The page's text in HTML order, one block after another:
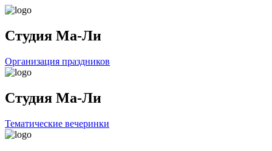
Студия Ма-Ли
Организация праздников
Студия Ма-Ли
Тематические вечеринки